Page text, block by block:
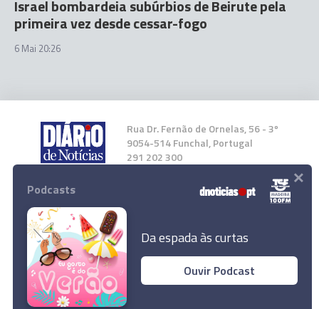
Kiev mantém proposta de cessar-fogo sem
resposta da Rússia
Israel bombardeia subúrbios de Beirute pela
primeira vez desde cessar-fogo
6 Mai 20:26
Rua Dr. Fernão de Ornelas, 56 - 3º
9054-514 Funchal, Portugal
291 202 300
Instale a nossa App
© 2026 Empresa Diário de Notícias, Lda.
Todos os direitos reservados.
Podcasts
Da espada às curtas
Ouvir Podcast
×